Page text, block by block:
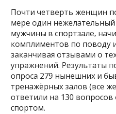
Почти четверть женщин
мере один
мужчины в спортзале,
комплиментов по поводу
заканчивая отзывами о
упражнений. Результаты
опроса 279 нынешних и
тренажёрных залов (все
ответили на 130
спортом.